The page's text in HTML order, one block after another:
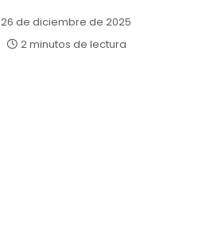
26 de diciembre de 2025
2 minutos de lectura